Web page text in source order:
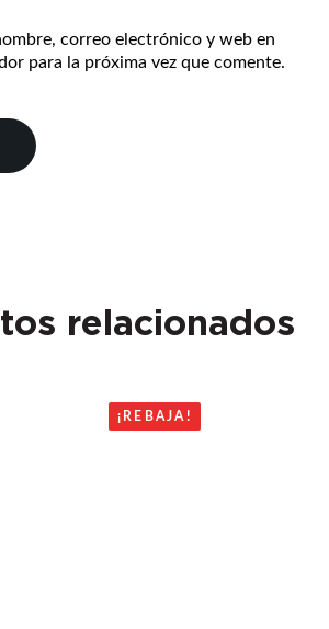
correo electrónico y web en
para la próxima vez que comente.
relacionados
¡REBAJA!